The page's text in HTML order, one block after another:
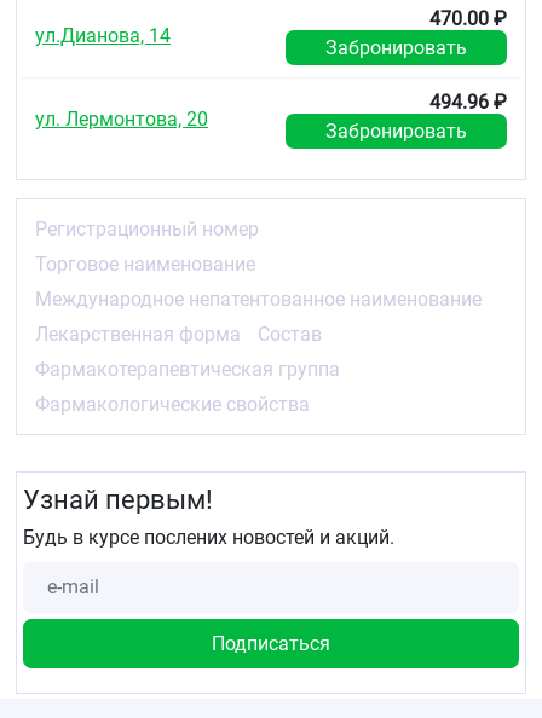
ул.Дианова, 14
470.00 ₽
Забронировать
ул. Лермонтова, 20
494.96 ₽
Забронировать
Регистрационный номер
Торговое наименование
Международное непатентованное наименование
Лекарственная форма
Состав
Фармакотерапевтическая группа
Фармакологические свойства
Узнай первым!
Будь в курсе послених новостей и акций.